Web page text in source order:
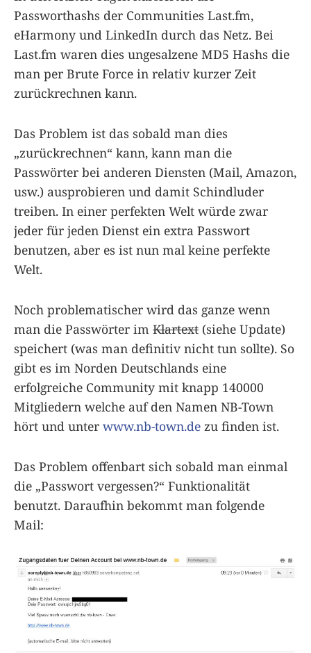
Passworthashs der Communities Last.fm,
eHarmony und LinkedIn durch das Netz. Bei
Last.fm waren dies ungesalzene MD5 Hashs die
man per Brute Force in relativ kurzer Zeit
zurückrechnen kann.
Das Problem ist das sobald man dies
„zurückrechnen“ kann, kann man die
Passwörter bei anderen Diensten (Mail, Amazon,
usw.) ausprobieren und damit Schindluder
treiben. In einer perfekten Welt würde zwar
jeder für jeden Dienst ein extra Passwort
benutzen, aber es ist nun mal keine perfekte
Welt.
Noch problematischer wird das ganze wenn
man die Passwörter im Klartext (siehe Update)
speichert (was man definitiv nicht tun sollte). So
gibt es im Norden Deutschlands eine
erfolgreiche Community mit knapp 140000
Mitgliedern welche auf den Namen NB-Town
hört und unter www.nb-town.de zu finden ist.
Das Problem offenbart sich sobald man einmal
die „Passwort vergessen?“ Funktionalität
benutzt. Daraufhin bekommt man folgende
Mail: